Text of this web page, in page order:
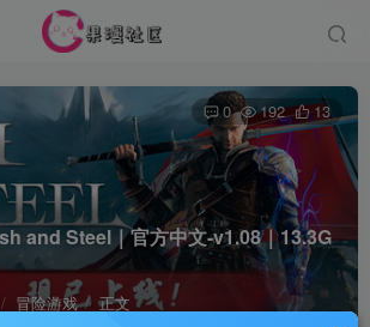
and Steel｜官方中文-v1.08｜13.3G
冒险游戏 正文
0 192 13